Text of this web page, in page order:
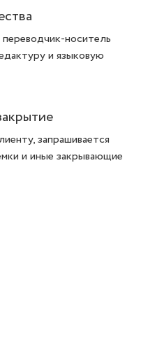
носитель
и языковую
запрашивается
и иные закрывающие